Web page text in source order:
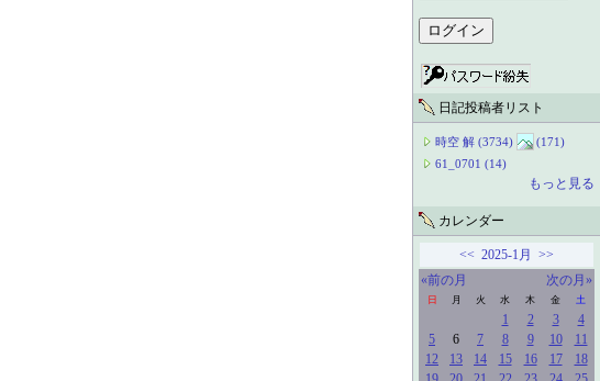
日記投稿者リスト
時空 解 (3734)
(171)
61_0701 (14)
もっと見る
カレンダー
<< 2025-1月
>>
«前の月
次の月»
日 月 火 水 木 金 土
1 2 3
4
5
6 7 8 9 10
11
12
13 14 15 16 17
18